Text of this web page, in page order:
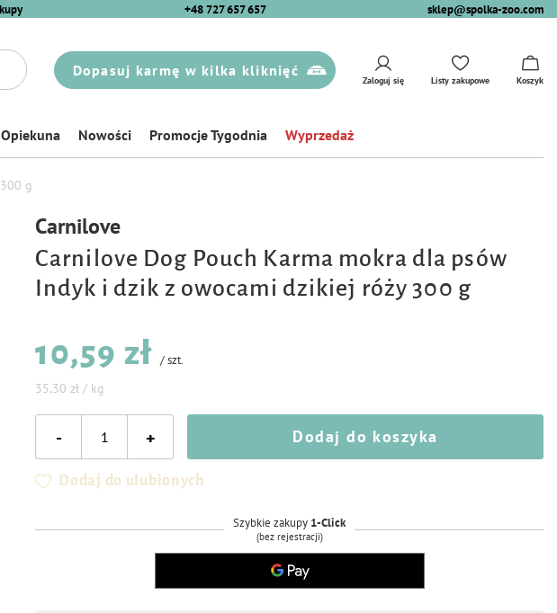
+48 727 657 657 sklep@spolka-zoo.com
Dopasuj karmę w kilka kliknięć
Zaloguj się Listy zakupowe Koszyk
Nowości Promocje Tygodnia Wyprzedaż
g
Carnilove
Carnilove Dog Pouch Karma mokra dla psów
Indyk i dzik z owocami dzikiej róży 300 g
10,59 zł /szt.
35,30 zł / kg
- + Dodaj do koszyka
Dodaj do ulubionych
Szybkie zakupy 1-Click
(bez rejestracji)